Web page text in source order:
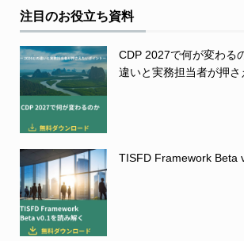
注目のお役立ち資料
CDP 2027で何が変わ
違いと実務担当者が押
TISFD Framework Beta